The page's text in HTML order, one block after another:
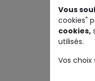
Vous
cookies"
cookies,
utilisés.
Vos choix